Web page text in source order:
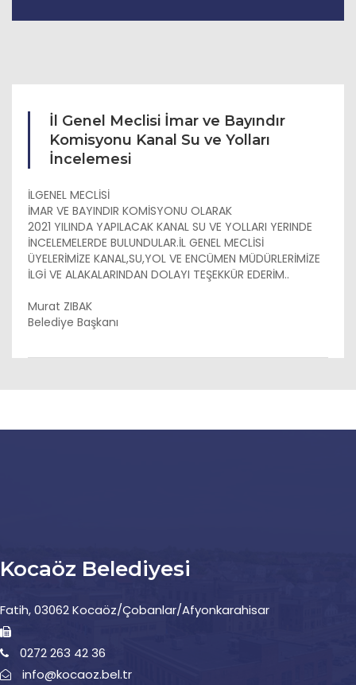
İl Genel Meclisi İmar ve Bayındır
Komisyonu Kanal Su ve Yolları
İncelemesi
İLGENEL MECLİSİ
İMAR VE BAYINDIR KOMİSYONU OLARAK
2021 YILINDA YAPILACAK KANAL SU VE YOLLARI YERINDE
İNCELEMELERDE BULUNDULAR.İL GENEL MECLİSİ
ÜYELERİMİZE KANAL,SU,YOL VE ENCÜMEN MÜDÜRLERİMİZE
İLGİ VE ALAKALARINDAN DOLAYI TEŞEKKÜR EDERİM..
Murat ZIBAK
Belediye Başkanı
Kocaöz Belediyesi
Fatih, 03062 Kocaöz/Çobanlar/Afyonkarahisar
0272 263 42 36
info@kocaoz.bel.tr